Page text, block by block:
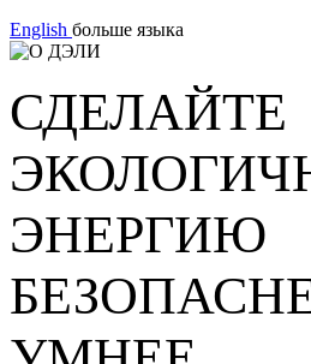
English больше языка
СДЕЛАЙТЕ
ЭНЕРГИЮ